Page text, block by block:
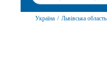
Україна / Львівська область